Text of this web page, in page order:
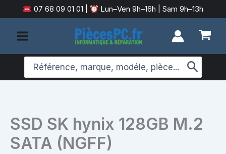
au
contenu
07 68 09 01 01 Lun–Ven 9h–16h | Sam 9h–13h
Search
for:
SSD SK hynix 128GB M.2
SATA (NGFF)